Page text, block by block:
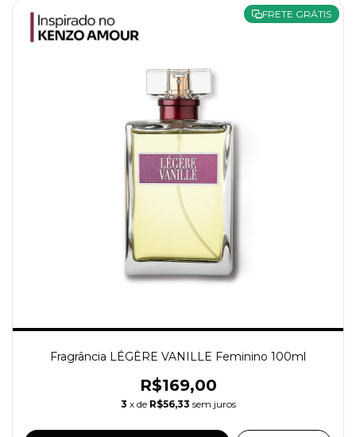
FRETE GRÁTIS
Fragrância LÉGÈRE VANILLE Feminino 100ml
R$169,00
3 x de R$56,33 sem juros